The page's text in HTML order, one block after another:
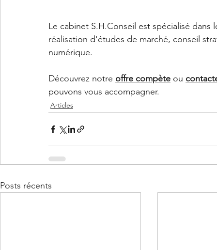
Le cabinet S.H.Conseil est spécialisé
réalisation d'études de marché, conseil
numérique.
Découvrez notre offre compète ou
pouvons vous accompagner.
Articles
Posts récents